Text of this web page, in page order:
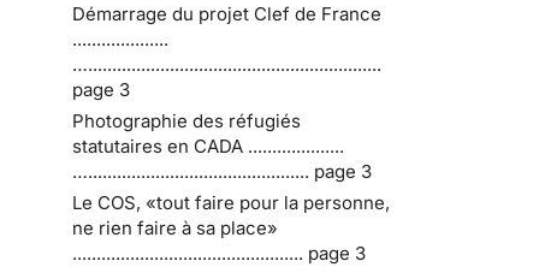
Démarrage du projet Clef de France
....................
….............................................................
page 3
Photographie des réfugiés
statutaires en CADA ....................
….............................................. page 3
Le COS, «tout faire pour la personne,
ne rien faire à sa place»
................................................ page 3